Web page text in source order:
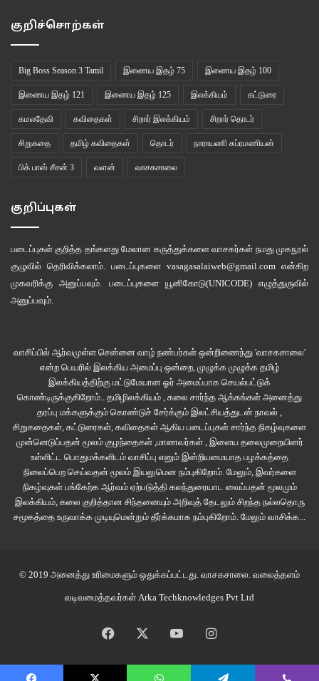
குறிச்சொற்கள்
Big Boss Season 3 Tamil இணைய இதழ் 75 இணைய இதழ் 100
இணைய இதழ் 121 இணைய இதழ் 125 இலக்கியம் கட்டுரை
கமலதேவி கவிதைகள் சிறார் இலக்கியம் சிறார் தொடர்
சிறுகதை தமிழ் கவிதைகள் தொடர் நாராயணி சுப்ரமணியன்
பிக் பாஸ் சீசன் 3 வளன் வாசகசாலை
குறிப்புகள்
படைப்புகள் குறித்த தங்களது மேலான கருத்துக்களை வாசகர்கள் நமது முகநூல்
குழுவில் தெரிவிக்கலாம். படைப்புகளை vasagasalaiweb@gmail.com என்கிற
முகவரிக்கு அனுப்பவும். படைப்புகளை யூனிகோடு(UNICODE)எழுத்துருவில்
அனுப்பவும்.
வாசிப்பில் ஆர்வமுள்ள சென்னை வாழ் நண்பர்கள் ஒன்றிணைந்து 'வாசகசாலை'
என்ற பெயரில் இலக்கிய அமைப்பு ஒன்றை, முழுக்க முழுக்க தமிழ்
இலக்கியத்திற்கு மட்டுமேயான ஓர் அமைப்பாக செயல்பட்டுக்
கொண்டிருக்குகிறோம்.. தமிழிலக்கியம் , கலை சார்ந்த ஆக்கங்கள் அனைத்து
தரப்பு மக்களுக்கும் கொண்டுச் சேர்க்கும் இலட்சியத்துடன் நாவல் ,
சிறுகதைகள், கட்டுரைகள், கவிதைகள் ஆகிய படைப்புகள் சார்ந்த நிகழ்வுகளை
முன்னெடுப்பதன் மூலம் குழந்தைகள் ,மாணவர்கள் , இளைய தலைமுறையினர்
உள்ளிட்ட பொதுமக்களிடம் வாசிப்பு எனும் இன்றியமையாத பழக்கத்தை
நிலைப்பெற செய்வதன் மூலம் இயலுமென நம்புகிறோம். மேலும், இவர்களை
நிகழ்வுகள் பங்கேற்க ஆர்வம் ஏற்படுத்தி கலந்துரையாட வைப்பதன் மூலமும்
இலக்கியம், கலை குறித்தான சிந்தனையும் அறிவுத் தேடலும் சிறந்த நல்லதொரு
சமூகத்தை உருவாக்க முடியுமென்றும் தீர்க்கமாக நம்புகிறோம். மேலும் வாசிக்க...
© 2019 அனைத்து உரிமைகளும் ஒதுக்கப்பட்டது. வாசகசாலை . வலைத்தளம்
வடிவமைத்தவர்கள் Arka Techknowledges Pvt Ltd
Facebook YouTubeInstagram